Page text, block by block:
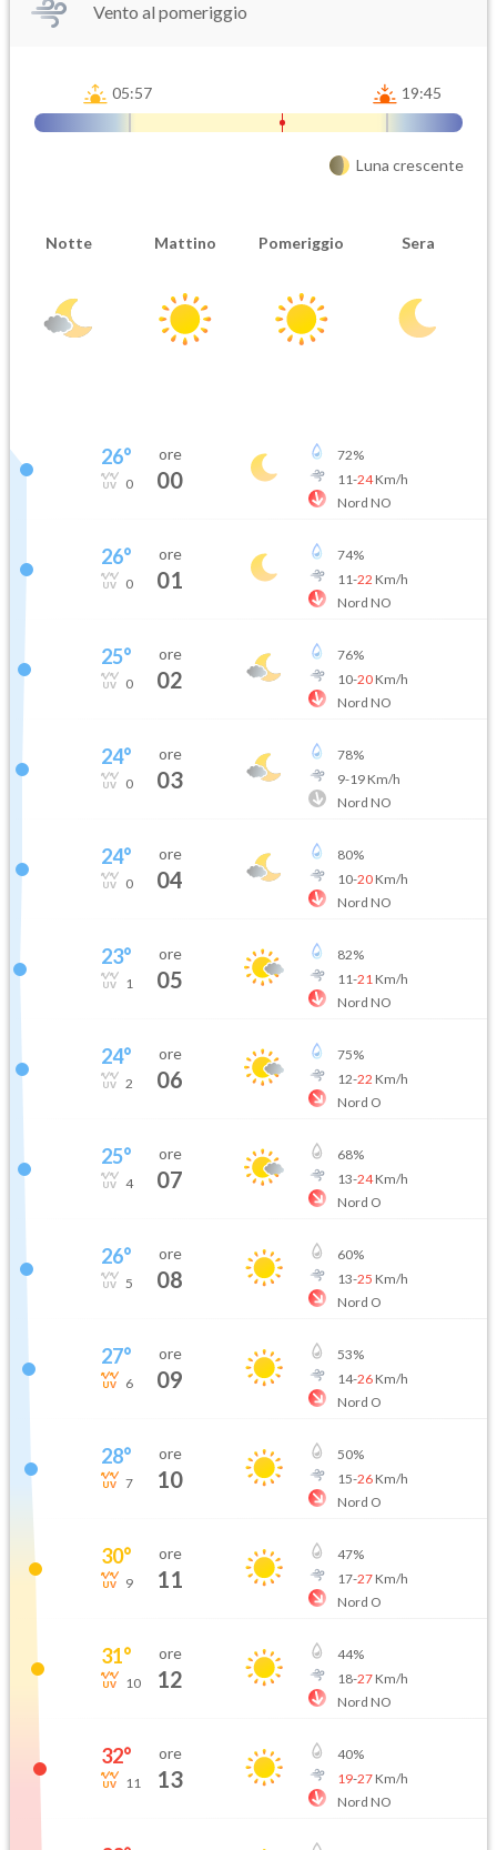
Vento al pomeriggio
05:57 19:45
Luna crescente
Notte Mattino Pomeriggio Sera
26°
0
ore
00
72%
11-24Km/h
Nord NO
26°
0
ore
01
74%
11-22 Km/h
Nord NO
25°
0
ore
02
76%
10-20Km/h
Nord NO
24°
0
ore
03
78%
9-19Km/h
Nord NO
24°
0
ore
04
80%
10-20Km/h
Nord NO
23°
1
ore
05
82%
11-21 Km/h
Nord NO
24°
2
ore
06
75%
12-22 Km/h
Nord O
25°
4
ore
07
68%
13-24Km/h
Nord O
26°
5
ore
08
60%
13-25 Km/h
Nord O
27°
6
ore
09
53%
14-26Km/h
Nord O
28°
7
ore
10
50%
15-26Km/h
Nord O
30°
9
ore
11
47%
17-27Km/h
Nord O
31°
10
ore
12
44%
18-27Km/h
Nord NO
32°
11
ore
13
40%
19-27Km/h
Nord NO